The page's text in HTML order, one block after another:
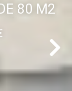
80 M2